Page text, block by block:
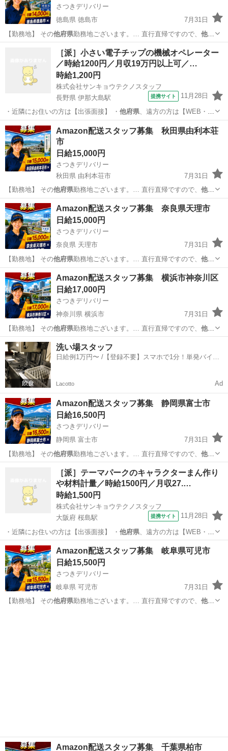
さつきデリバリー
徳島県 徳島市
7月31日
【勤務地】 その他府県勤務地ございます。… 直行直帰ですので、 他府
県
にお住まいでも問題… 【勤務地】 その他府県勤務地ございます。…
直行直帰ですので、他府県にお住まいでも問題…
物流 スタッフ
［派］小さい電子チップの機械オペレーター
／時給1200円／月収19万円以上可／…
時給1,200円
株式会社サンキョウテクノスタッフ
長野県 伊那大島駅
提携サイト 11月28日
・近隣にお住いの方は【出張面接】 ・ 他府県、遠方の方は【WEB・
TEL面接】 …
長野 下伊那郡 伊那大島駅
Amazon配送スタッフ募集 秋田県由利本荘
市
日給15,000円
さつきデリバリー
秋田県 由利本荘市
7月31日
【勤務地】 その他府県勤務地ございます。… 直行直帰ですので、 他府
県
にお住まいでも問題… 【勤務地】 その他府県勤務地ございます。…
直行直帰ですので、他府県にお住まいでも問題…
秋田 由利本荘市 物流 スタッフ
Amazon配送スタッフ募集 奈良県天理市
日給15,000円
さつきデリバリー
奈良県 天理市
7月31日
【勤務地】 その他府県勤務地ございます。… 直行直帰ですので、 他府
県
にお住まいでも問題… 【勤務地】 その他府県勤務地ございます。…
直行直帰ですので、他府県にお住まいでも問題…
奈良 天理市 スタッフ
Amazon配送スタッフ募集 横浜市神奈川区
日給17,000円
さつきデリバリー
神奈川県 横浜市
7月31日
【勤務地】 その他府県勤務地ございます。… 直行直帰ですので、 他府
県
にお住まいでも問題… 【勤務地】 その他府県勤務地ございます。…
直行直帰ですので、他府県にお住まいでも問題…
神奈川 横浜市 物流
洗い場スタッフ
日給例1万円〜 /【登録不要】スマホで1分！単発バイト
Lacotto Ad
Amazon配送スタッフ募集 静岡県富士市
日給16,500円
さつきデリバリー
静岡県 富士市
7月31日
【勤務地】 その他府県勤務地ございます。… 直行直帰ですので、 他府
県
にお住まいでも問題… 【勤務地】 その他府県勤務地ございます。…
直行直帰ですので、他府県にお住まいでも問題…
物流 スタッフ
［派］テーマパークのキャラクターまん作り
や材料計量／時給1500円／月収27.…
時給1,500円
株式会社サンキョウテクノスタッフ
大阪府 桜島駅
提携サイト 11月28日
・近隣にお住いの方は【出張面接】 ・ 他府県、遠方の方は【WEB・
TEL面接】 …
大阪 大阪市 工場
Amazon配送スタッフ募集 岐阜県可児市
日給15,500円
さつきデリバリー
岐阜県 可児市
7月31日
【勤務地】 その他府県勤務地ございます。… 直行直帰ですので、 他府
Amazon配送スタッフ募集 千葉県柏市